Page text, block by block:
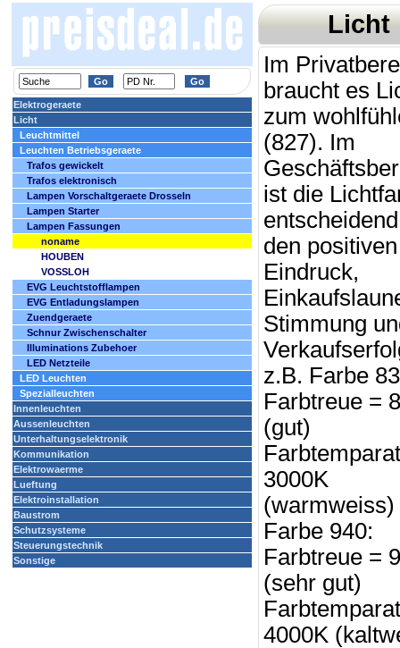
Elektrogeraete
Licht
Leuchtmittel
Leuchten Betriebsgeraete
Trafos gewickelt
Trafos elektronisch
Lampen Vorschaltgeraete Drosseln
Lampen Starter
Lampen Fassungen
noname
HOUBEN
VOSSLOH
EVG Leuchtstofflampen
EVG Entladungslampen
Zuendgeraete
Schnur Zwischenschalter
Illuminations Zubehoer
LED Netzteile
LED Leuchten
Spezialleuchten
Innenleuchten
Aussenleuchten
Unterhaltungselektronik
Kommunikation
Elektrowaerme
Lueftung
Elektroinstallation
Baustrom
Schutzsysteme
Steuerungstechnik
Sonstige
Licht
Im
braucht es
zum
(827). Im
ist die
den positiven
Eindruck,
Stimmung
z.B. Farbe
Farbtreue = 8
(gut)
3000K
(warmweiss)
Farbe 940:
Farbtreue = 9
(sehr gut)
4000K